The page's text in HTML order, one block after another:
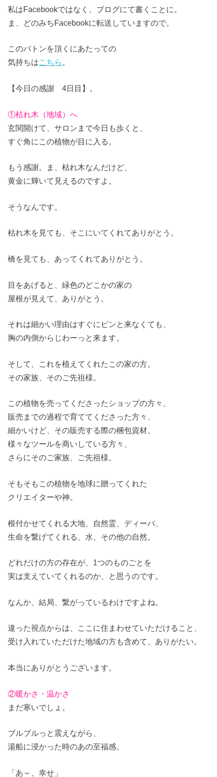
私はFacebookではなく、ブログにて書くことに。
ま、どのみちFacebookに転送していますので。
このバトンを頂くにあたっての
気持ちはこちら。
【今日の感謝 4日目】。
①枯れ木（地域）へ
玄関開けて、サロンまで今日も歩くと、
すぐ角にこの植物が目に入る。
もう感謝。ま、枯れ木なんだけど、
黄金に輝いて見えるのですよ。
そうなんです。
枯れ木を見ても、そこにいてくれてありがとう。
橋を見ても、あってくれてありがとう。
目をあげると、緑色のどこかの家の
屋根が見えて、ありがとう。
それは細かい理由はすぐにピンと来なくても、
胸の内側からじわーっと来ます。
そして、これを植えてくれたこの家の方。
その家族、そのご先祖様。
この植物を売ってくださったショップの方々、
販売までの過程で育ててくださった方々、
細かいけど、その販売する際の梱包資材、
様々なツールを商いしている方々、
さらにそのご家族、ご先祖様。
そもそもこの植物を地球に贈ってくれた
クリエイターや神。
根付かせてくれる大地、自然霊、ディーバ、
生命を繋げてくれる、水、その他の自然。
どれだけの方の存在が、1つのものごとを
実は支えていてくれるのか、と思うのです。
なんか、結局、繋がっているわけですよね。
違った視点からは、ここに住まわせていただけること、
受け入れていただけた地域の方も含めて、ありがたい。
本当にありがとうございます。
②暖かさ・温かさ
まだ寒いでしょ。
ブルブルっと震えながら、
湯船に浸かった時のあの至福感。
「あ～、幸せ」